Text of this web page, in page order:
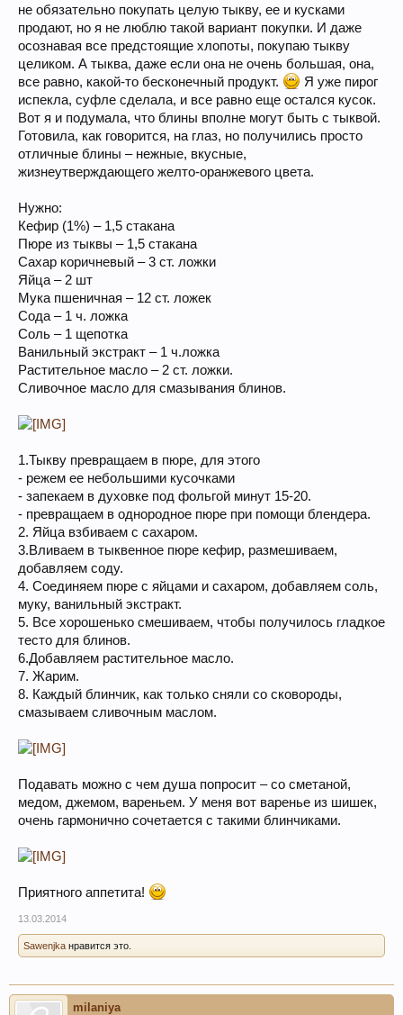
не обязательно покупать целую тыкву, ее и кусками
продают, но я не люблю такой вариант покупки. И даже
осознавая все предстоящие хлопоты, покупаю тыкву
целиком. А тыква, даже если она не очень большая, она,
все равно, какой-то бесконечный продукт.
Я уже пирог
испекла, суфле сделала, и все равно еще остался кусок.
Вот я и подумала, что блины вполне могут быть с тыквой.
Готовила, как говорится, на глаз, но получились просто
отличные блины – нежные, вкусные,
жизнеутверждающего желто-оранжевого цвета.
Нужно:
Кефир (1%) – 1,5 стакана
Пюре из тыквы – 1,5 стакана
Сахар коричневый – 3 ст. ложки
Яйца – 2 шт
Мука пшеничная – 12 ст. ложек
Сода – 1 ч. ложка
Соль – 1 щепотка
Ванильный экстракт – 1 ч.ложка
Растительное масло – 2 ст. ложки.
Сливочное масло для смазывания блинов.
1.Тыкву превращаем в пюре, для этого
- режем ее небольшими кусочками
- запекаем в духовке под фольгой минут 15-20.
- превращаем в однородное пюре при помощи блендера.
2. Яйца взбиваем с сахаром.
3.Вливаем в тыквенное пюре кефир, размешиваем,
добавляем соду.
4. Соединяем пюре с яйцами и сахаром, добавляем соль,
муку, ванильный экстракт.
5. Все хорошенько смешиваем, чтобы получилось гладкое
тесто для блинов.
6.Добавляем растительное масло.
7. Жарим.
8. Каждый блинчик, как только сняли со сковороды,
смазываем сливочным маслом.
Подавать можно с чем душа попросит – со сметаной,
медом, джемом, вареньем. У меня вот варенье из шишек,
очень гармонично сочетается с такими блинчиками.
Приятного аппетита!
13.03.2014
Sawenjka нравится это.
milaniya